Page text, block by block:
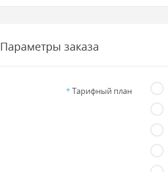
Параметры заказа
*Тарифный план